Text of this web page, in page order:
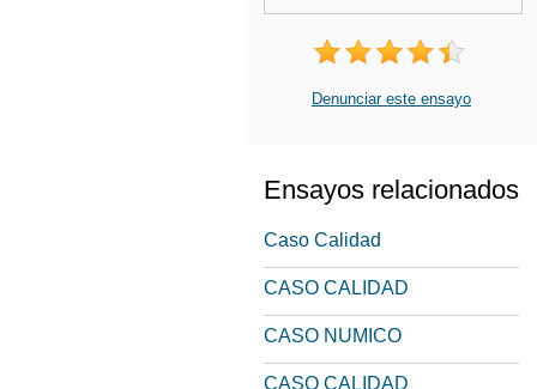
Denunciar este ensayo
Ensayos relacionados
Caso Calidad
CASO CALIDAD
CASO NUMICO
CASO CALIDAD